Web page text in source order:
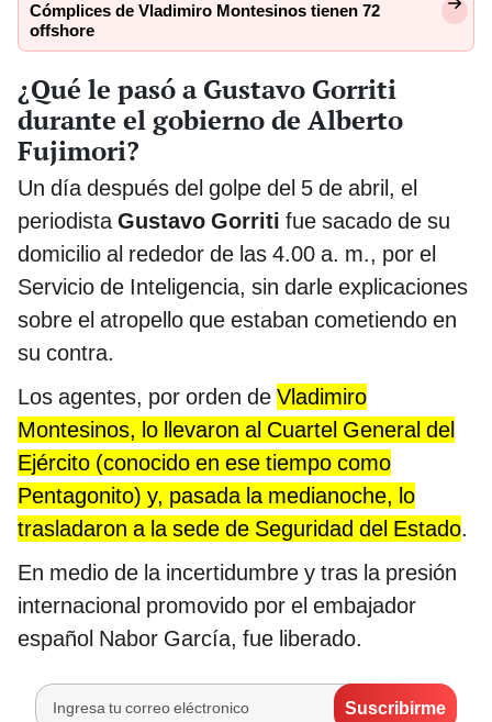
Cómplices de Vladimiro Montesinos tienen 72
offshore
¿Qué le pasó a Gustavo Gorriti
durante el gobierno de Alberto
Fujimori?
Un día después del golpe del 5 de abril, el
periodistaGustavo Gorriti fue sacado de su
domicilio al rededor de las 4.00 a. m., por el
Servicio de Inteligencia, sin darle explicaciones
sobre el atropello que estaban cometiendo en
su contra.
Los agentes, por orden de Vladimiro
Montesinos, lo llevaron al Cuartel General del
Ejército (conocido en ese tiempo como
Pentagonito) y, pasada la medianoche, lo
trasladaron a la sede de Seguridad del Estado.
En medio de la incertidumbre y tras la presión
internacional promovido por el embajador
español Nabor García, fue liberado.